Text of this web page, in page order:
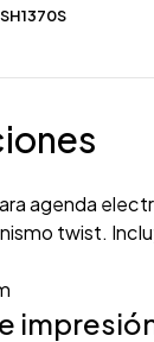
agenda
twist.